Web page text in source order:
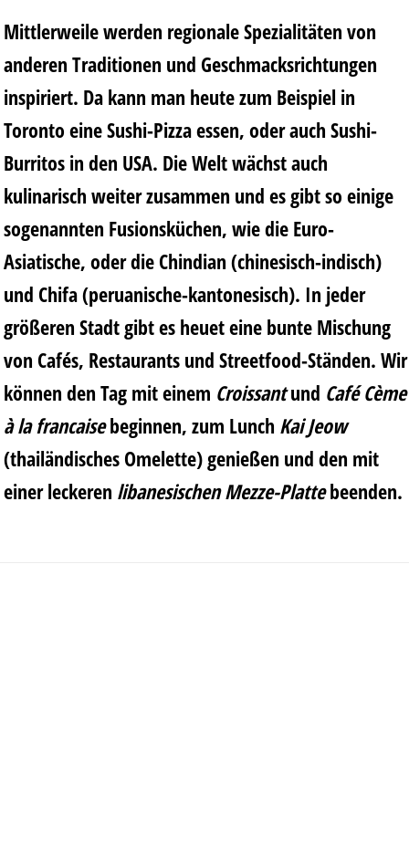
Mittlerweile werden regionale Spezialitäten von
anderen Traditionen und Geschmacksrichtungen
inspiriert. Da kann man heute zum Beispiel in
Toronto eine Sushi-Pizza essen, oder auch Sushi-
Burritos in den USA. Die Welt wächst auch
kulinarisch weiter zusammen und es gibt so einige
sogenannten Fusionsküchen, wie die Euro-
Asiatische, oder die Chindian (chinesisch-indisch)
und Chifa (peruanische-kantonesisch). In jeder
größeren Stadt gibt es heuet eine bunte Mischung
von Cafés, Restaurants und Streetfood-Ständen. Wir
können den Tag mit einem Croissantund Café Cème
à la francaisebeginnen, zum Lunch Kai Jeow
(thailändisches Omelette) genießen und den mit
einer leckeren libanesischen Mezze-Plattebeenden.